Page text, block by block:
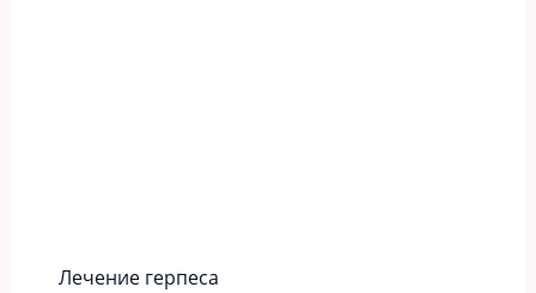
Лечение герпеса